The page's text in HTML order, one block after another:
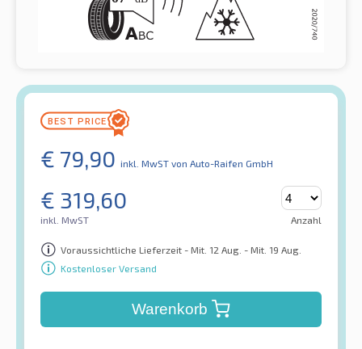
€ 79,90 inkl. MwST von Auto-Raifen GmbH
€ 319,60
inkl. MwST Anzahl
Voraussichtliche Lieferzeit - Mit. 12 Aug. - Mit. 19 Aug.
Kostenloser Versand
Warenkorb